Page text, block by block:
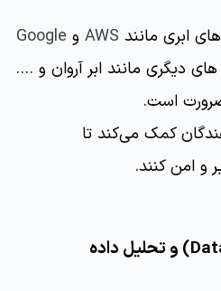
ابری مانند AWS و Google
دیگری مانند ابر آروان و ….
است.
کمک می‌کند تا
و امن کنند.